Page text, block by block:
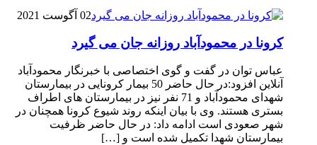
02 آگوست 2021
کرونا در محمودآباد روزانه جان می گیرد
عباس توان در گفت و گوی اختصاصی با خبرنگار محمودآباد
آنلاین افزود:در حال حاضر 50 بیمار کرونایی در بیمارستان
شهدای محمودآباد و 71 نفر نیز در بیمارستان های اطراف
بستری هستند. وی با بیان اینکه روند شیوع کرونا همچنان در
شهر صعودی است ادامه داد: در حال حاضر ظرفیت
بیمارستان شهدا تکمیل شده است و […]